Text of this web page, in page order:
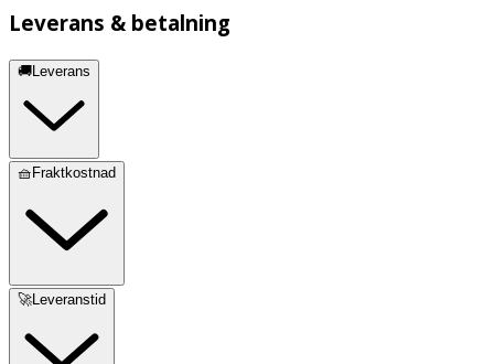
Leverans & betalning
🚚Leverans
🧺Fraktkostnad
🚀Leveranstid